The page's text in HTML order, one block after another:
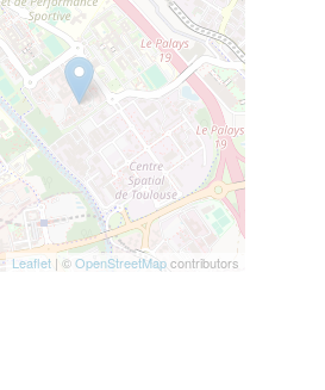
Leaflet| ©OpenStreetMapcontributors